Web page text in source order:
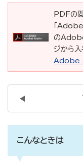
PDFの
「
の
ジから入
Adobe
こんなときは